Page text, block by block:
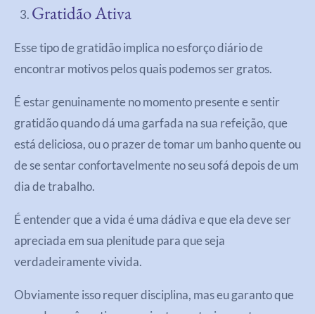
Gratidão Ativa
Esse tipo de gratidão implica no esforço diário de
encontrar motivos pelos quais podemos ser gratos.
É estar genuinamente no momento presente e sentir
gratidão quando dá uma garfada na sua refeição, que
está deliciosa, ou o prazer de tomar um banho quente ou
de se sentar confortavelmente no seu sofá depois de um
dia de trabalho.
É entender que a vida é uma dádiva e que ela deve ser
apreciada em sua plenitude para que seja
verdadeiramente vivida.
Obviamente isso requer disciplina, mas eu garanto que